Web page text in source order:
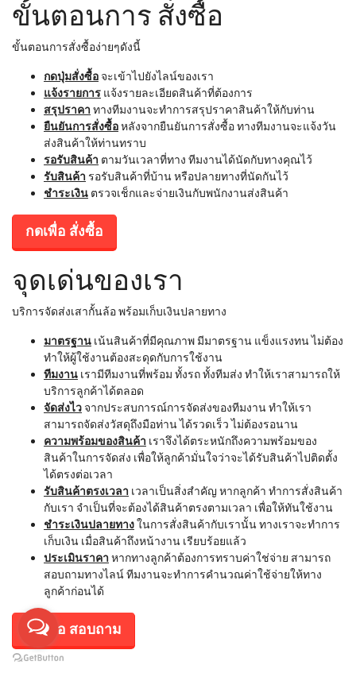
ขั้นตอนการ สั่งซื้อ
ขั้นตอนการสั่งซื้อง่ายๆดังนี้
กดปุ่มสั่งซื้อ จะเข้าไปยังไลน์ของเรา
แจ้งรายการ แจ้งรายละเอียดสินค้าที่ต้องการ
สรุปราคา ทางทีมงานจะทำการสรุปราคาสินค้าให้กับท่าน
ยืนยันการสั่งซื้อหลังจากยืนยันการสั่งซื้อ ทางทีมงานจะแจ้งวัน
ส่งสินค้าให้ท่านทราบ
รอรับสินค้า ตามวันเวลาที่ทาง ทีมงานได้นัดกับทางคุณไว้
รับสินค้า รอรับสินค้าที่บ้าน หรือปลายทางที่นัดกันไว้
ชำระเงิน ตรวจเช็กและจ่ายเงินกับพนักงานส่งสินค้า
กดเพื่อ สั่งซื้อ
จุดเด่นของเรา
บริการจัดส่งเสากั้นล้อ พร้อมเก็บเงินปลายทาง
มาตรฐาน เน้นสินค้าที่มีคุณภาพ มีมาตรฐาน แข็งแรงทน ไม่ต้อง
ทำให้ผู้ใช้งานต้องสะดุดกับการใช้งาน
ทีมงาน เรามีทีมงานที่พร้อม ทั้งรถ ทั้งทีมส่ง ทำให้เราสามารถให้
บริการลูกค้าได้ตลอด
จัดส่งไว จากประสบการณ์การจัดส่งของทีมงาน ทำให้เรา
สามารถจัดส่งวัสดุถึงมือท่าน ได้รวดเร็ว ไม่ต้องรอนาน
ความพร้อมของสินค้า เราจึงได้ตระหนักถึงความพร้อมของ
สินค้าในการจัดส่ง เพื่อให้ลูกค้ามั่นใจว่าจะได้รับสินค้าไปติดตั้ง
ได้ตรงต่อเวลา
รับสินค้าตรงเวลา เวลาเป็นสิ่งสำคัญ หากลูกค้า ทำการสั่งสินค้า
กับเรา จำเป็นที่จะต้องได้สินค้าตรงตามเวลา เพื่อให้ทันใช้งาน
ชำระเงินปลายทางในการสั่งสินค้ากับเรานั้น ทางเราจะทำการ
เก็บเงิน เมื่อสินค้าถึงหน้างาน เรียบร้อยแล้ว
ประเมินราคา หากทางลูกค้าต้องการทราบค่าใช่จ่าย สามารถ
สอบถามทางไลน์ ทีมงานจะทำการคำนวณค่าใช้จ่ายให้ทาง
ลูกค้าก่อนได้
กดเพื่อ สอบถาม